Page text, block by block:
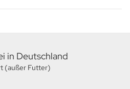
in Deutschland
(außer Futter)